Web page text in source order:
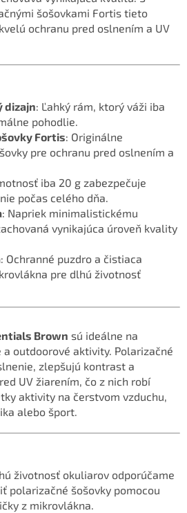
šošovkami Fortis tieto
ochranu pred oslnením a UV
dizajn: Ľahký rám, ktorý váži iba
pohodlie.
Fortis: Originálne
pre ochranu pred oslnením a
iba 20 g zabezpečuje
počas celého dňa.
: Napriek minimalistickému
vynikajúca úroveň kvality
: Ochranné puzdro a čistiaca
pre dlhú životnosť
Brown sú ideálne na
a outdoorové aktivity. Polarizačné
zlepšujú kontrast a
UV žiarením, čo z nich robí
aktivity na čerstvom vzduchu,
alebo šport.
životnosť okuliarov odporúčame
polarizačné šošovky pomocou
z mikrovlákna.